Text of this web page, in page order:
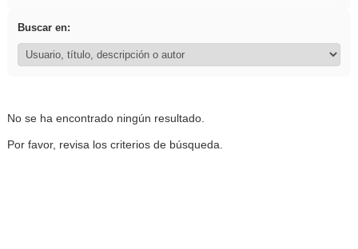
Buscar en:
No se ha encontrado ningún resultado.
Por favor, revisa los criterios de búsqueda.